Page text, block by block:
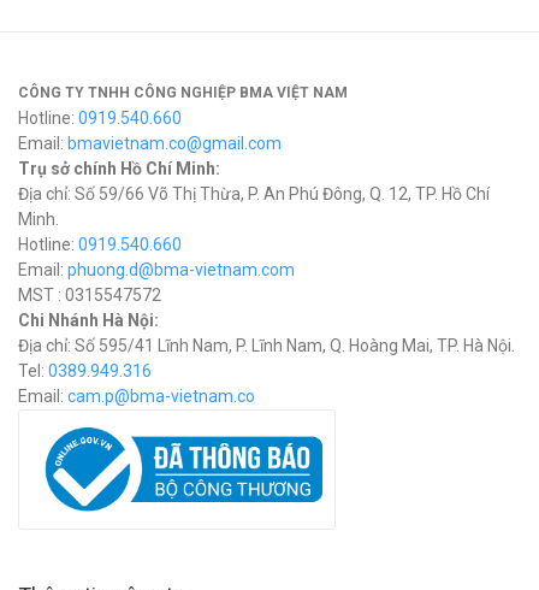
CÔNG TY TNHH CÔNG NGHIỆP BMA VIỆT NAM
Hotline: 0919.540.660
Email: bmavietnam.co@gmail.com
Trụ sở chính Hồ Chí Minh:
Địa chỉ: Số 59/66 Võ Thị Thừa, P. An Phú Đông, Q. 12, TP. Hồ Chí
Minh.
Hotline: 0919.540.660
Email: phuong.d@bma-vietnam.com
MST : 0315547572
Chi Nhánh Hà Nội:
Địa chỉ: Số 595/41 Lĩnh Nam, P. Lĩnh Nam, Q. Hoàng Mai, TP. Hà Nội.
Tel: 0389.949.316
Email: cam.p@bma-vietnam.co